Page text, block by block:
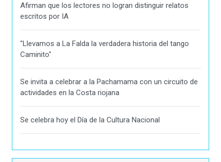
Afirman que los lectores no logran distinguir relatos
escritos por IA
"Llevamos a La Falda la verdadera historia del tango
Caminito"
Se invita a celebrar a la Pachamama con un circuito de
actividades en la Costa riojana
Se celebra hoy el Día de la Cultura Nacional